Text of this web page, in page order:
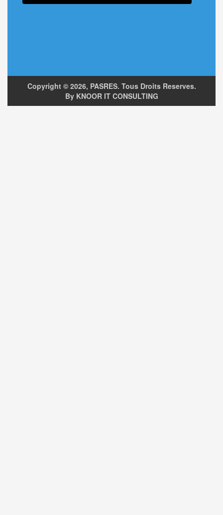
Copyright © 2026, PASRES. Tous Droits Reserves.
By KNOOR IT CONSULTING